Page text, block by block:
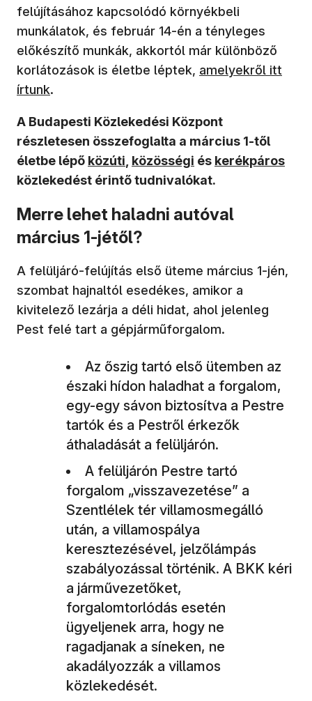
felújításához kapcsolódó környékbeli
munkálatok, és február 14-én a tényleges
előkészítő munkák, akkortól már különböző
korlátozások is életbe léptek, amelyekről itt
írtunk.
A Budapesti Közlekedési Központ
részletesen összefoglalta a március 1-től
életbe lépő közúti közösségi és kerékpáros
közlekedést érintő tudnivalókat.
Merre lehet haladni autóval
március 1-jétől?
A felüljáró-felújítás első üteme március 1-jén,
szombat hajnaltól esedékes, amikor a
kivitelező lezárja a déli hidat, ahol jelenleg
Pest felé tart a gépjárműforgalom.
Az őszig tartó első ütemben az
északi hídon haladhat a forgalom,
egy-egy sávon biztosítva a Pestre
tartók és a Pestről érkezők
áthaladását a felüljárón.
A felüljárón Pestre tartó
forgalom „visszavezetése” a
Szentlélek tér villamosmegálló
után, a villamospálya
keresztezésével, jelzőlámpás
szabályozással történik. A BKK kéri
a járművezetőket,
forgalomtorlódás esetén
ügyeljenek arra, hogy ne
ragadjanak a síneken, ne
akadályozzák a villamos
közlekedését.